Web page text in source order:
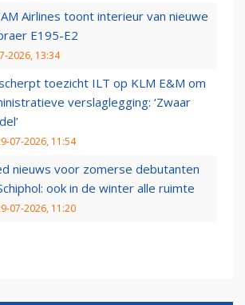
Airlines toont interieur van nieuwe
E195-E2
2026, 13:34
toezicht ILT op KLM E&M om
verslaglegging: ‘Zwaar
07-2026, 11:54
nieuws voor zomerse debutanten
ook in de winter alle ruimte
07-2026, 11:20